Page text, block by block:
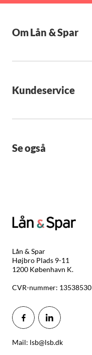
Om Lån & Spar
Kundeservice
Se også
Lån & Spar
Højbro Plads 9-11
1200 København K.
CVR-nummer: 13538530
Mail: lsb@lsb.dk